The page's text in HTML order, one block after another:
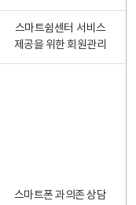
스마트쉼센터 서비스
제공을 위한 회원관리
스마트폰 과의존 상담